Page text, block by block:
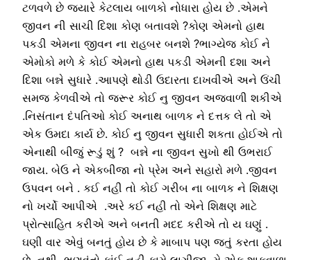
ટળવળે છે જયારે કેટલાય બાળકો નોધારા હોય છે .એમને
જીવન ની સાચી દિશા કોણ બતાવશે ?કોણ એમનો હાથ
પકડી એમના જીવન ના રાહબર બનશે ?ભાગ્યેજ કોઈ ને
એમોકો મળે કે કોઈ એમનો હાથ પકડી એમની દશા અને
દિશા બન્ને સુધારે .આપણે થોડી ઉદારતા દાખવીએ અને ઉંચી
સમજ કેળવીએ તો જરૂર કોઈ નુ જીવન અજવાળી શકીએ
.નિસંતાન દંપતિઓ કોઈ અનાથ બાળક ને દત્તક લે તો એ
એક ઉમદા કાર્ય છે. કોઈ નુ જીવન સુધારી શકતા હોઈએ તો
એનાથી બીજું રૂડું શું ? બન્ને ના જીવન સુખો થી ઉભરાઈ
જાય. બેઉ ને એકબીજા નો પ્રેમ અને સહારો મળે .જીવન
ઉપવન બને . કઈ નહી તો કોઈ ગરીબ ના બાળક ને શિક્ષણ
નો ખર્ચો આપીએ .અરે કઈ નહી તો એને શિક્ષણ માટે
પ્રોત્સાહિત કરીએ અને બનતી મદદ કરીએ તો ય ઘણું .
ઘણી વાર એવું બનતું હોય છે કે માબાપ પણ જતું કરતા હોય